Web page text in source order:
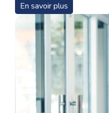
Pour unrecrutement
systèmeà Limoges,
les qualifications et
nécessaires pour les
fonction des postes
accompagne tout au
de votre candidature
prise de poste..
En savoir plus